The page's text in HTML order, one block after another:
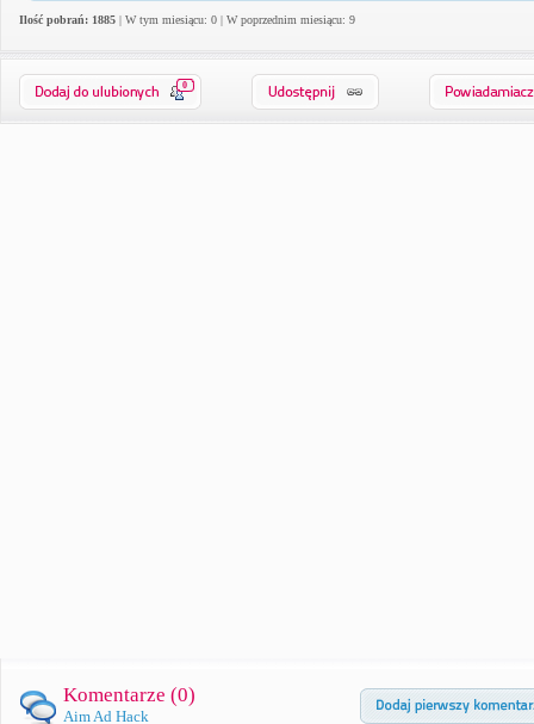
Ilość pobrań: 1885 | W tym miesiącu: 0 | W poprzednim miesiącu: 9
0
Komentarze (0)
Aim Ad Hack